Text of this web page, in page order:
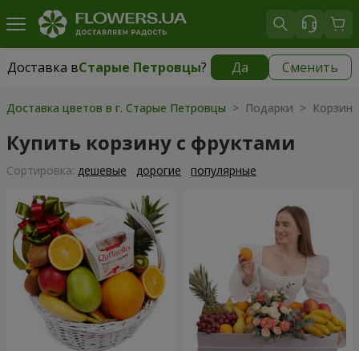
Доставка вСтарые Петровцы? Да Сменить
Доставка вСтарые Петровцы|бесплатно
Доставка цветов в г. Старые Петровцы > Подарки >
Купить корзину с фруктами
Cортировка: дешевые дорогие популярные